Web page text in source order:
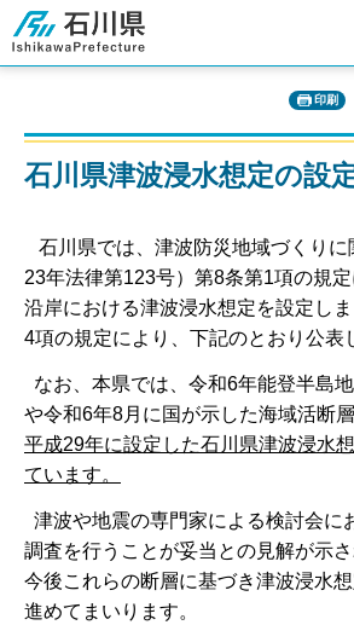
石川県
印刷
石川県津波浸水想定の設
石川県では、津波防災地域づくりに
23年法律第123号）第8条第1項の規
沿岸における津波浸水想定を設定し
4項の規定により、下記のとおり公表
なお、本県では、令和6年能登半島
や令和6年8月に国が示した海域活断層
平成29年に設定した石川県津波浸水
ています。
津波や地震の専門家による検討会に
調査を行うことが妥当との見解が示さ
今後これらの断層に基づき津波浸水
進めてまいります。